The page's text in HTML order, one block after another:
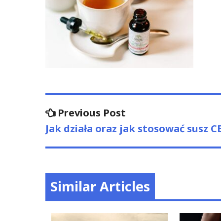
Nawigacja
wpisu
Previous Post
post:
Jak działa oraz jak stosować susz
Similar Articles